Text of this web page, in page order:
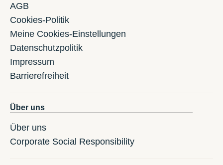
AGB
Cookies-Politik
Meine Cookies-Einstellungen
Datenschutzpolitik
Impressum
Barrierefreiheit
Über uns
Über uns
Corporate Social Responsibility